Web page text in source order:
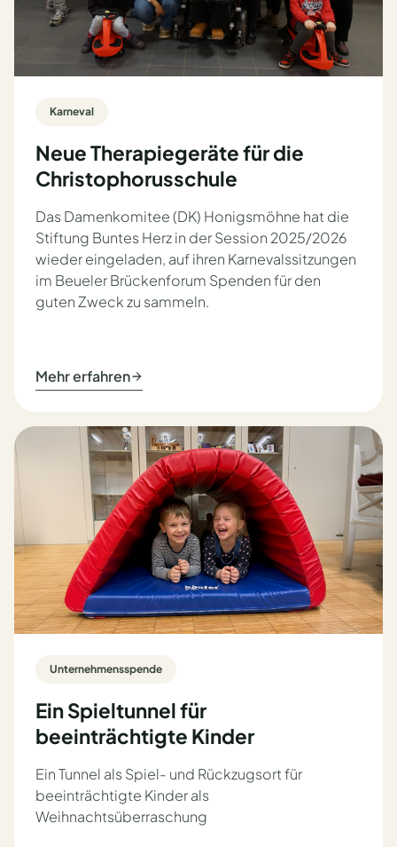
Karneval
Neue Therapiegeräte für die
Christophorusschule
Das Damenkomitee (DK) Honigsmöhne hat die
Stiftung Buntes Herz in der Session 2025/2026
wieder eingeladen, auf ihren Karnevalssitzungen
im Beueler Brückenforum Spenden für den
guten Zweck zu sammeln.
Mehr erfahren
Unternehmensspende
Ein Spieltunnel für
beeinträchtigte Kinder
Ein Tunnel als Spiel- und Rückzugsort für
beeinträchtigte Kinder als
Weihnachtsüberraschung